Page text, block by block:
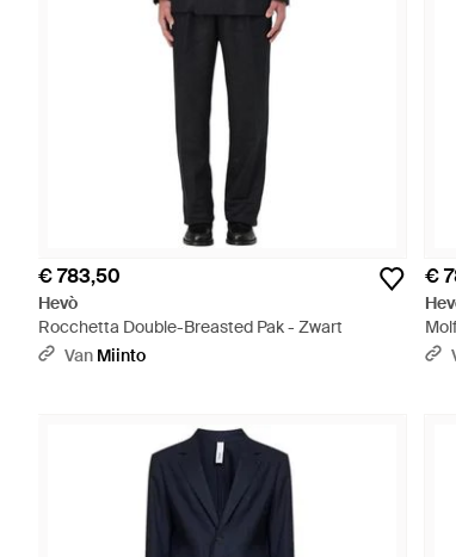
€ 783,50
Hevò
Rocchetta Double-Breasted Pak - Zwart
Van Miinto
€